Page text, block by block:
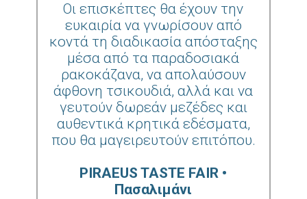
Οι επισκέπτες θα έχουν την
ευκαιρία να γνωρίσουν από
κοντά τη διαδικασία απόσταξης
μέσα από τα παραδοσιακά
ρακοκάζανα, να απολαύσουν
άφθονη τσικουδιά, αλλά και να
γευτούν δωρεάν μεζέδες και
αυθεντικά κρητικά εδέσματα,
που θα μαγειρευτούν επιτόπου.
PIRAEUS TASTE FAIR •
Πασαλιμάνι